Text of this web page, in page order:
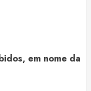
em nome da